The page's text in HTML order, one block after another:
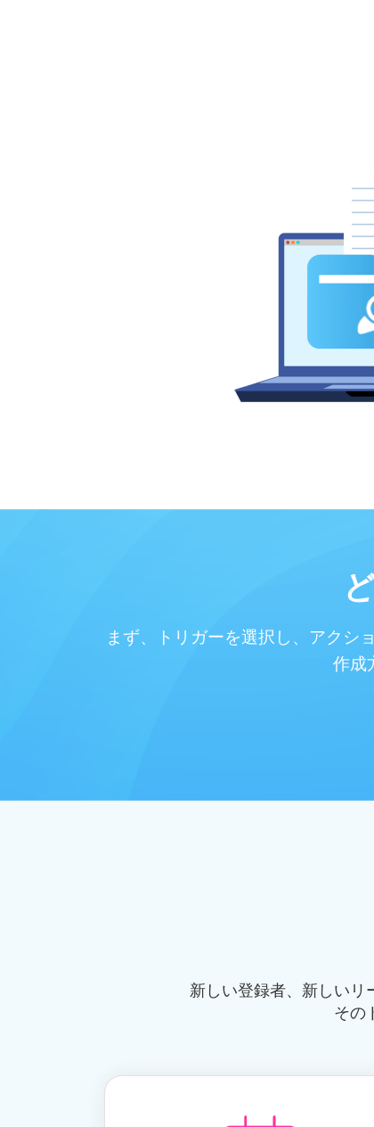
まず、トリガーを選択し、アクシ
作成
新しい登録者、新しいリ
その